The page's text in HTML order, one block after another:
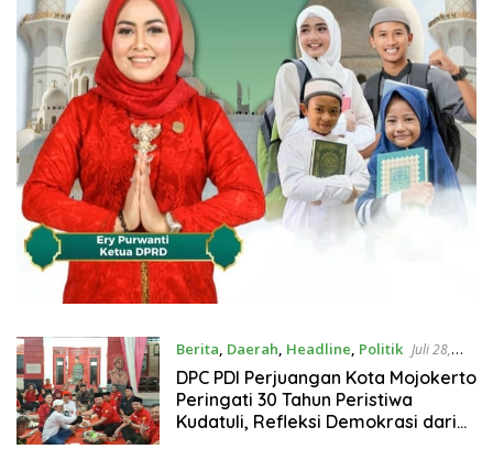
Berita Daerah Headline Politik Juli 28,
2026
DPC PDI Perjuangan Kota Mojokerto
Peringati 30 Tahun Peristiwa
Kudatuli, Refleksi Demokrasi dari